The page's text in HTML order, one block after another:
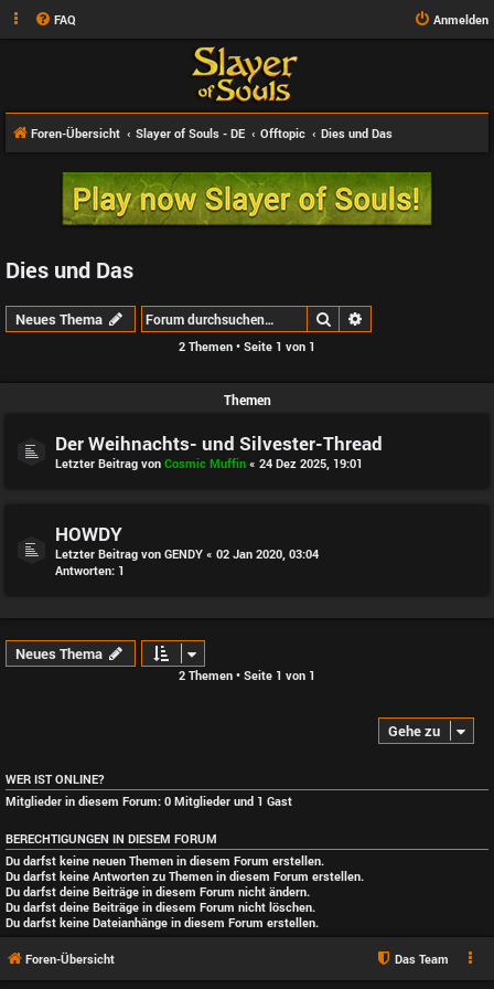
FAQ Anmelden
Foren-Übersicht Slayer of Souls - DE Offtopic Dies und Das
Dies und Das
Neues Thema Suche
2 Themen • Seite 1 von 1
Themen
Der Weihnachts- und Silvester-Thread
Letzter Beitrag von Cosmic Muffin « 24 Dez 2025, 19:01
HOWDY
Letzter Beitrag von GENDY « 02 Jan 2020, 03:04
Antworten: 1
Neues Thema
2 Themen • Seite 1 von 1
Gehe zu
WER IST ONLINE?
Mitglieder in diesem Forum: 0 Mitglieder und 1 Gast
BERECHTIGUNGEN IN DIESEM FORUM
Du darfst keine neuen Themen in diesem Forum erstellen.
Du darfst keine Antworten zu Themen in diesem Forum erstellen.
Du darfst deine Beiträge in diesem Forum nicht ändern.
Du darfst deine Beiträge in diesem Forum nicht löschen.
Du darfst keine Dateianhänge in diesem Forum erstellen.
Foren-Übersicht Das Team